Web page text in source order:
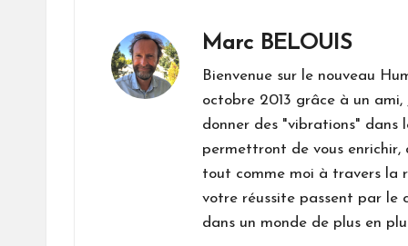
Marc BELOUIS
Bienvenue sur le nouveau
octobre 2013 grâce à un
donner des "vibrations" dans
permettront de vous
tout comme moi à travers la
votre réussite passent par le
dans un monde de plus en